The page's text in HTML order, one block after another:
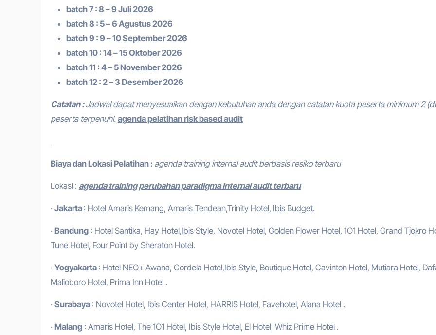
batch 7 : 8 – 9 Juli 2026
batch 8 : 5 – 6 Agustus 2026
batch 9 : 9 – 10 September 2026
batch 10 : 14 – 15 Oktober 2026
batch 11 : 4 – 5 November 2026
batch 12 : 2 – 3 Desember 2026
Catatan :Jadwal dapat menyesuaikan dengan kebutuhan anda dengan catatan kuota peserta minimum 2
peserta terpenuhi. agenda pelatihan risk based audit
Biaya dan Lokasi Pelatihan : agenda training internal audit berbasis resiko terbaru
Lokasi : agenda training perubahan paradigma internal audit terbaru
· Jakarta : Hotel Amaris Kemang, Amaris Tendean,Trinity Hotel, Ibis Budget.
· Bandung : Hotel Santika, Hay Hotel,Ibis Style, Novotel Hotel, Golden Flower Hotel, 1O1 Hotel, Grand Tjokro
Tune Hotel, Four Point by Sheraton Hotel.
· Yogyakarta : Hotel NEO+ Awana, Cordela Hotel,Ibis Style, Boutique Hotel, Cavinton Hotel, Mutiara Hotel,
Malioboro Hotel, Prima Inn Hotel .
· Surabaya : Novotel Hotel, Ibis Center Hotel, HARRIS Hotel, Favehotel, Alana Hotel .
· Malang : Amaris Hotel, The 1O1 Hotel, Ibis Style Hotel, El Hotel, Whiz Prime Hotel .